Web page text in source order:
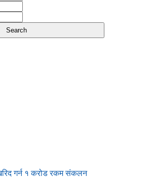
गर्न १ करोड रकम संकलन